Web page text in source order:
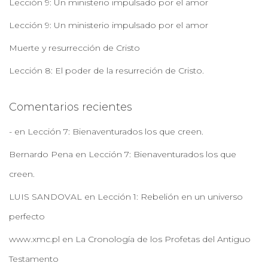
Lección 9: Un ministerio impulsado por el amor
Lección 9: Un ministerio impulsado por el amor
Muerte y resurrección de Cristo
Lección 8: El poder de la resurreción de Cristo.
Comentarios recientes
- en Lección 7: Bienaventurados los que creen.
Bernardo Pena en Lección 7: Bienaventurados los que
creen.
LUIS SANDOVAL en Lección 1: Rebelión en un universo
perfecto
www.xmc.pl en La Cronología de los Profetas del Antiguo
Testamento